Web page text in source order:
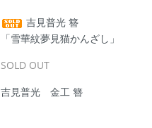
吉見普光 簪
「雪華紋夢見猫かんざし」
SOLD OUT
吉見普光 金工 簪